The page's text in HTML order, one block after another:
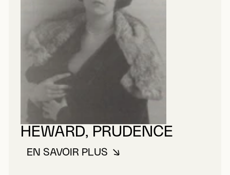
HEWARD, PRUDENCE
EN SAVOIR PLUSÀ PROPOS DE HEWARD,